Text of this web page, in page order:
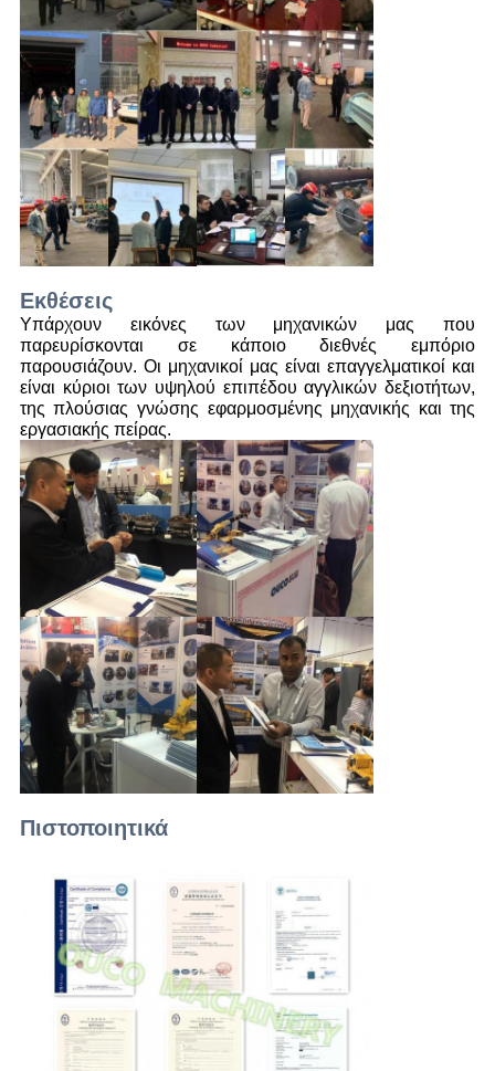
Εκθέσεις
Υπάρχουν εικόνες των μηχανικών μας που
παρευρίσκονται σε κάποιο διεθνές εμπόριο
παρουσιάζουν. Οι μηχανικοί μας είναι επαγγελματικοί και
είναι κύριοι των υψηλού επιπέδου αγγλικών δεξιοτήτων,
της πλούσιας γνώσης εφαρμοσμένης μηχανικής και της
εργασιακής πείρας.
Πιστοποιητικά